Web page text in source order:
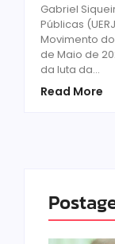
Gabriel
Públicas
Movimento
de Maio de
da luta da...
Read More